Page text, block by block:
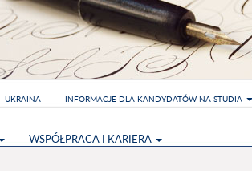
WSPÓŁPRACA I KARIERA
UKRAINA INFORMACJE DLA KANDYDATÓW NA STUDIA